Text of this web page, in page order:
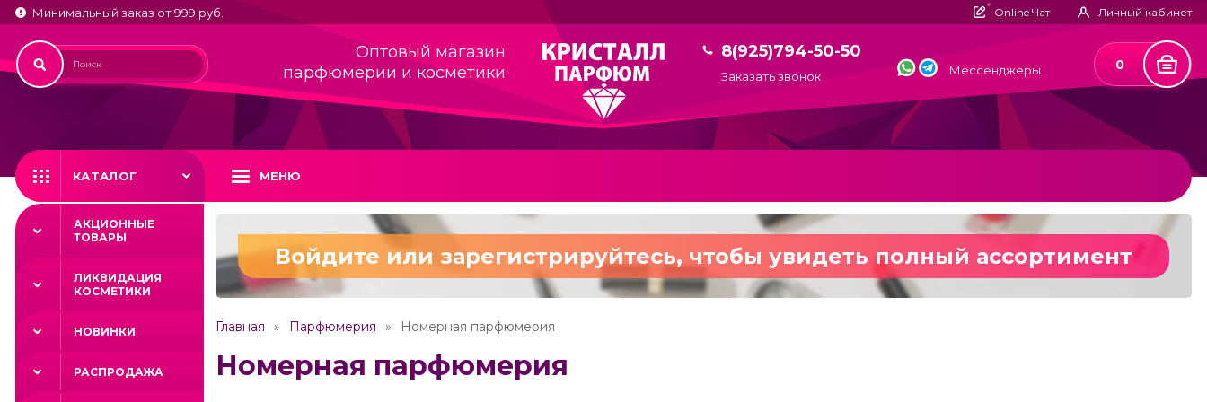
Минимальный заказ от 999 руб. Online Чат Личный кабинет
Оптовый магазин
парфюмерии и косметики
8(925)794-50-50
Заказать звонок Мессенджеры 0
КАТАЛОГ МЕНЮ
АКЦИОННЫЕ
ТОВАРЫ
ЛИКВИДАЦИЯ
КОСМЕТИКИ
НОВИНКИ
РАСПРОДАЖА
Войдите или зарегистрируйтесь, чтобы увидеть полный ассортимент
Главная Парфюмерия Номерная парфюмерия
Номерная парфюмерия